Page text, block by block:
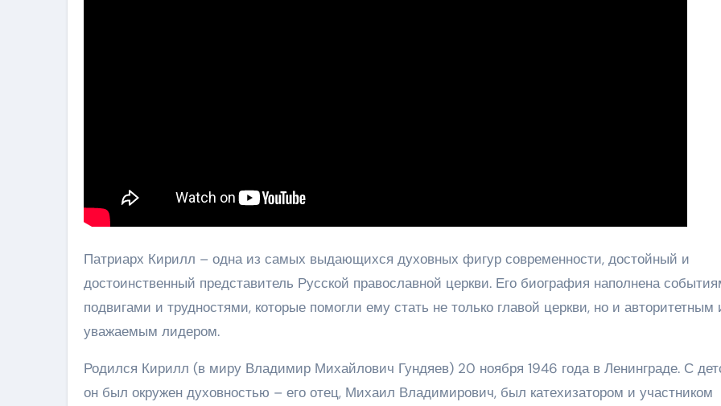
Патриарх Кирилл – одна из самых выдающихся духовных фигур современности, достойный и
достоинственный представитель Русской православной церкви. Его биография наполнена
подвигами и трудностями, которые помогли ему стать не только главой церкви, но и авторитетным
уважаемым лидером.
Родился Кирилл (в миру Владимир Михайлович Гундяев) 20 ноября 1946 года в Ленинграде. С
он был окружен духовностью – его отец, Михаил Владимирович, был катехизатором и участником